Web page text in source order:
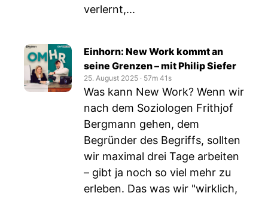
verlernt,...
Einhorn: New Work kommt an
seine Grenzen – mit Philip Siefer
25. August 2025 ‧ 57m 41s
Was kann New Work? Wenn wir
nach dem Soziologen Frithjof
Bergmann gehen, dem
Begründer des Begriffs, sollten
wir maximal drei Tage arbeiten
– gibt ja noch so viel mehr zu
erleben. Das was wir "wirklich,